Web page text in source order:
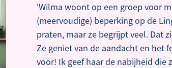
'Wilma woont op een groep voor
(meervoudige) beperking op de
praten, maar ze begrijpt veel. Dat
Ze geniet van de aandacht en het
voor! Ik geef haar de nabijheid die